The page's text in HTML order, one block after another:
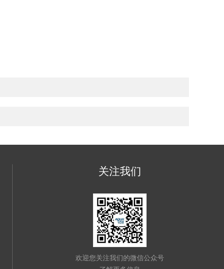
关注我们
欢迎您关注我们的微信公众号